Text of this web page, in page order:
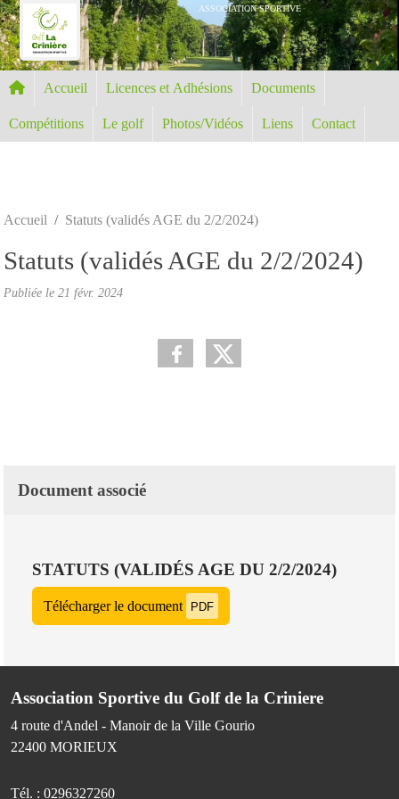
ASSOCIATION SPORTIVE
Accueil Licences et Adhésions Documents
Compétitions Le golf Photos/Vidéos Liens Contact
Accueil Statuts (validés AGE du 2/2/2024)
Statuts (validés AGE du 2/2/2024)
Publiée le 21 févr. 2024
Document associé
STATUTS (VALIDÉS AGE DU 2/2/2024)
Télécharger le document PDF
Association Sportive du Golf de la Criniere
4 route d'Andel - Manoir de la Ville Gourio
22400 MORIEUX
Tél. : 0296327260
Panneau de gestion des cookies